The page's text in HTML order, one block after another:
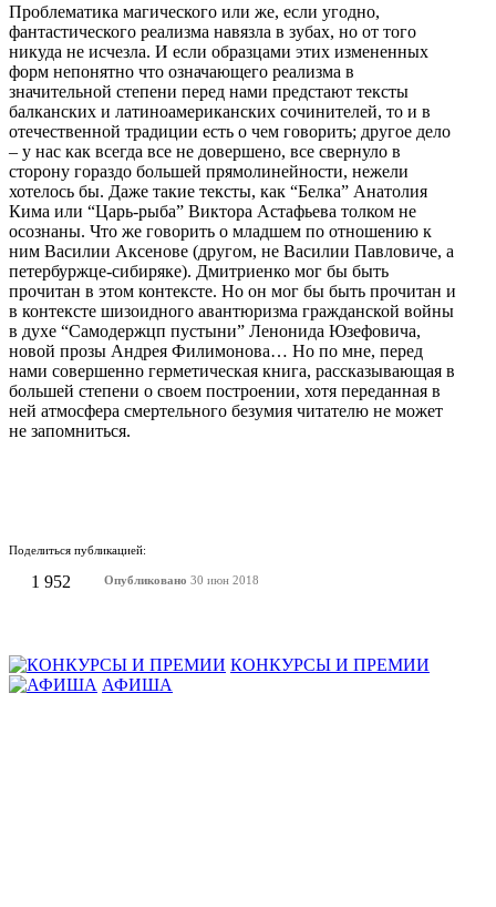
Проблематика магического или же, если угодно,
фантастического реализма навязла в зубах, но от того
никуда не исчезла. И если образцами этих измененных
форм непонятно что означающего реализма в
значительной степени перед нами предстают тексты
балканских и латиноамериканских сочинителей, то и в
отечественной традиции есть о чем говорить; другое дело
– у нас как всегда все не довершено, все свернуло в
сторону гораздо большей прямолинейности, нежели
хотелось бы. Даже такие тексты, как “Белка” Анатолия
Кима или “Царь-рыба” Виктора Астафьева толком не
осознаны. Что же говорить о младшем по отношению к
ним Василии Аксенове (другом, не Василии Павловиче, а
петербуржце-сибиряке). Дмитриенко мог бы быть
прочитан в этом контексте. Но он мог бы быть прочитан и
в контексте шизоидного авантюризма гражданской войны
в духе “Самодержцп пустыни” Ленонида Юзефовича,
новой прозы Андрея Филимонова… Но по мне, перед
нами совершенно герметическая книга, рассказывающая в
большей степени о своем построении, хотя переданная в
ней атмосфера смертельного безумия читателю не может
не запомниться.
Поделиться публикацией:
1 952 Опубликовано 30 июн 2018
КОНКУРСЫ И ПРЕМИИ
АФИША